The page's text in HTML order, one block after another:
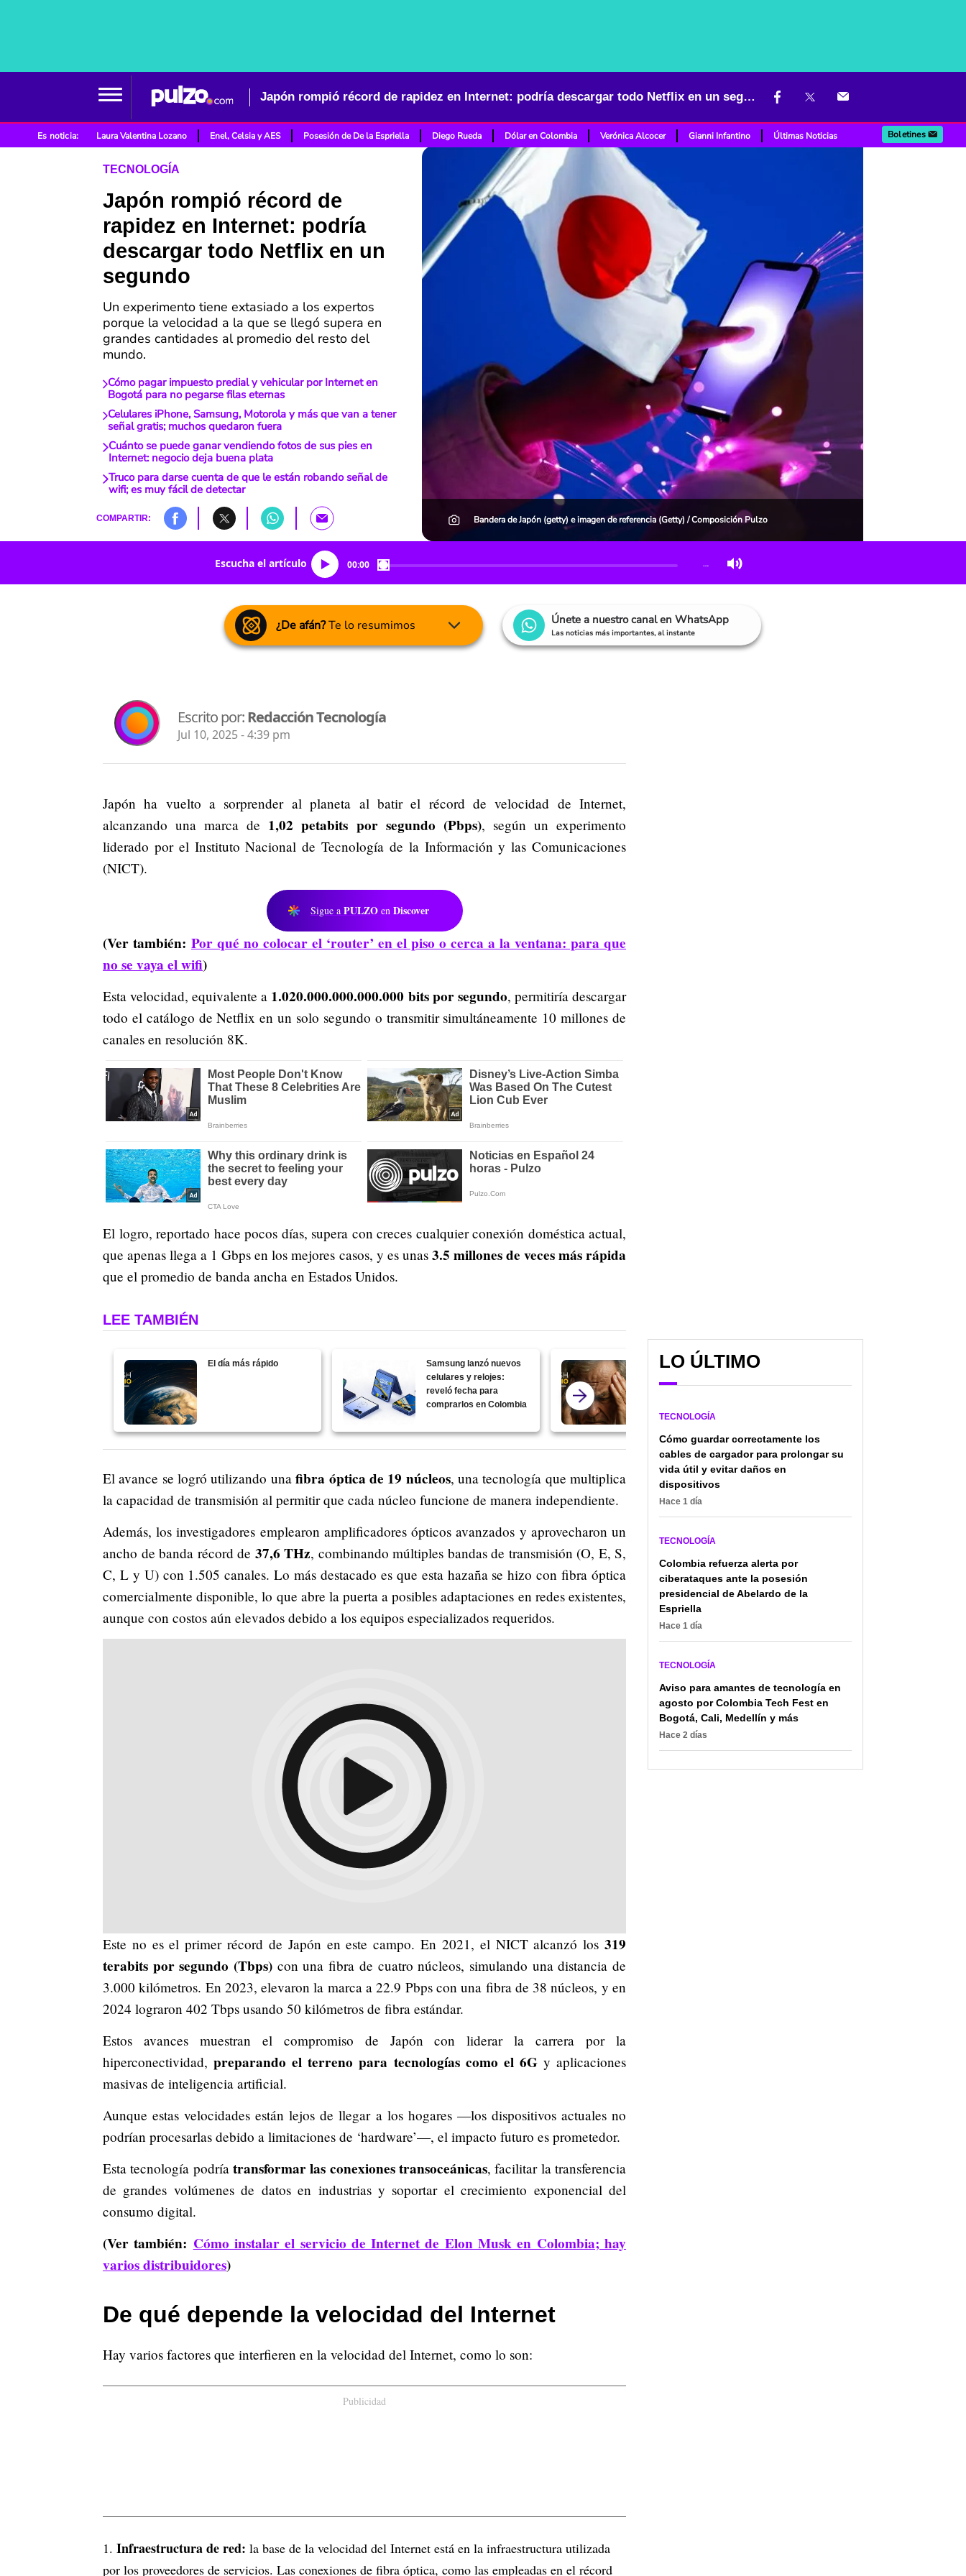
Japón rompió récord de rapidez en Internet: podría descargar todo Netflix en un segundo
Es noticia: Laura Valentina Lozano Enel, Celsia y AES Posesión de De la Espriella Diego Rueda Dólar en Colombia Verónica Alcocer Gianni Infantino Últimas Noticias Boletines
TECNOLOGÍA
Japón rompió récord de
rapidez en Internet: podría
descargar todo Netflix en un
segundo
Un experimento tiene extasiado a los expertos
porque la velocidad a la que se llegó supera en
grandes cantidades al promedio del resto del
mundo.
Cómo pagar impuesto predial y vehicular por Internet en
Bogotá para no pegarse filas eternas
Celulares iPhone, Samsung, Motorola y más que van a tener
señal gratis; muchos quedaron fuera
Cuánto se puede ganar vendiendo fotos de sus pies en
Internet: negocio deja buena plata
Truco para darse cuenta de que le están robando señal de
wifi; es muy fácil de detectar
COMPARTIR: Bandera de Japón (getty) e imagen de referencia (Getty) / Composición Pulzo
Escucha el artículo 00:00 …
¿De afán?Te lo resumimos Únete a nuestro canal en WhatsApp
Las noticias más importantes, al instante
Escrito por:Redacción Tecnología
Jul 10, 2025 - 4:39 pm
Japón ha vuelto a sorprender al planeta al batir el récord de velocidad de Internet,
alcanzando una marca de 1,02 petabits por segundo (Pbps), según un experimento
liderado por el Instituto Nacional de Tecnología de la Información y las Comunicaciones
(NICT).
Sigue a PULZO en Discover
(Ver también: Por qué no colocar el ‘router’ en el piso o cerca a la ventana: para que
no se vaya el wifi)
Esta velocidad, equivalente a 1.020.000.000.000.000 bits por segundo, permitiría descargar
todo el catálogo de Netflix en un solo segundo o transmitir simultáneamente 10 millones de
canales en resolución 8K.
El logro, reportado hace pocos días, supera con creces cualquier conexión doméstica actual,
que apenas llega a 1 Gbps en los mejores casos, y es unas 3.5 millones de veces más rápida
que el promedio de banda ancha en Estados Unidos.
LEE TAMBIÉN
El día más rápido
Samsung lanzó nuevos
celulares y relojes:
reveló fecha para
comprarlos en Colombia
Medicamentos en la
El avance se logró utilizando unafibra óptica de 19 núcleos, una tecnología que multiplica
la capacidad de transmisión al permitir que cada núcleo funcione de manera independiente.
Además, los investigadores emplearon amplificadores ópticos avanzados y aprovecharon un
ancho de banda récord de 37,6 THz, combinando múltiples bandas de transmisión (O, E, S,
C, L y U) con 1.505 canales. Lo más destacado es que esta hazaña se hizo con fibra óptica
comercialmente disponible, lo que abre la puerta a posibles adaptaciones en redes existentes,
aunque con costos aún elevados debido a los equipos especializados requeridos.
Este no es el primer récord de Japón en este campo. En 2021, el NICT alcanzó los 319
terabits por segundo (Tbps) con una fibra de cuatro núcleos, simulando una distancia de
3.000 kilómetros. En 2023, elevaron la marca a22.9 Pbpscon una fibra de 38 núcleos, y en
2024 lograron 402 Tbps usando 50 kilómetros de fibra estándar.
Estos avances muestran el compromiso de Japón con liderar la carrera por la
hiperconectividad,preparando el terreno para tecnologías como el 6Gy aplicaciones
masivas de inteligencia artificial.
Aunque estas velocidades están lejos de llegar a los hogares —los dispositivos actuales no
podrían procesarlas debido a limitaciones de ‘hardware’—, el impacto futuro es prometedor.
Esta tecnología podría transformar las conexiones transoceánicas, facilitar la transferencia
de grandes volúmenes de datos en industrias y soportar el crecimiento exponencial del
consumo digital.
(Ver también: Cómo instalar el servicio de Internet de Elon Musk en Colombia; hay
varios distribuidores)
De qué depende la velocidad del Internet
Hay varios factores que interfieren en la velocidad del Internet, como lo son:
Publicidad
Infraestructura de red: la base de la velocidad del Internet está en la infraestructura utilizada
por los proveedores de servicios. Las conexiones de fibra óptica, como las empleadas en el récord
LO ÚLTIMO
TECNOLOGÍA
Cómo guardar correctamente los
cables de cargador para prolongar su
vida útil y evitar daños en
dispositivos
Hace 1 día
TECNOLOGÍA
Colombia refuerza alerta por
ciberataques ante la posesión
presidencial de Abelardo de la
Espriella
Hace 1 día
TECNOLOGÍA
Aviso para amantes de tecnología en
agosto por Colombia Tech Fest en
Bogotá, Cali, Medellín y más
Hace 2 días